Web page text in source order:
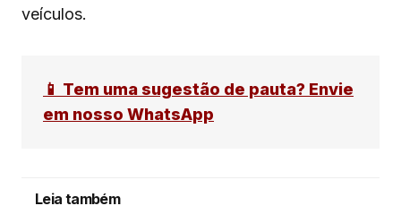
veículos.
📱 Tem uma sugestão de pauta? Envie
em nosso WhatsApp
Leia também